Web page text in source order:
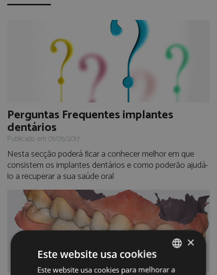
Perguntas Frequentes implantes
dentários
Publicado em 01/05/2017
Nesta secção poderá ficar a conhecer melhor em que
consistem os implantes dentários e como poderão ajudá-
lo a recuperar a sua saúde oral
PORTUGUESE
×
Este website usa cookies
Este website usa cookies para melhorar a